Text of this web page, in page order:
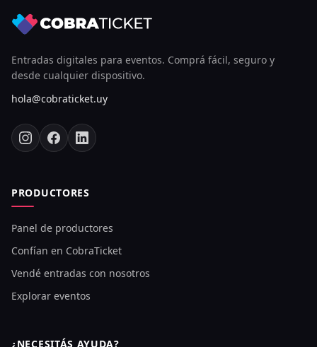
Entradas digitales para eventos. Comprá fácil, seguro y
desde cualquier dispositivo.
hola@cobraticket.uy
PRODUCTORES
Panel de productores
Confían en CobraTicket
Vendé entradas con nosotros
Explorar eventos
¿NECESITÁS AYUDA?